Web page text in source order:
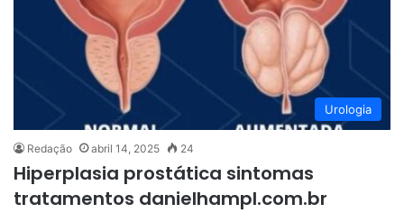
Urologia
Redação abril 14, 2025 24
Hiperplasia prostática sintomas
tratamentos danielhampl.com.br